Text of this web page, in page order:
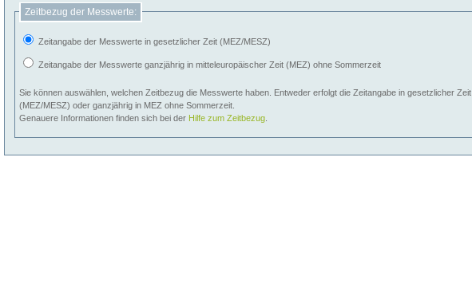
Zeitbezug der Messwerte:
Zeitangabe der Messwerte in gesetzlicher Zeit (MEZ/MESZ)
Zeitangabe der Messwerte ganzjährig in mitteleuropäischer Zeit (MEZ) ohne Sommerzeit
Sie können auswählen, welchen Zeitbezug die Messwerte haben. Entweder erfolgt die Zeitangabe in gesetzlicher Zeit
(MEZ/MESZ) oder ganzjährig in MEZ ohne Sommerzeit.
Genauere Informationen finden sich bei der Hilfe zum Zeitbezug